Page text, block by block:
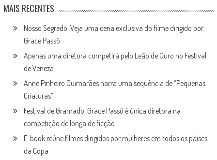
MAIS RECENTES
Nosso Segredo: Veja uma cena exclusiva do filme dirigido por
Grace Passô
Apenas uma diretora competirá pelo Leão de Ouro no Festival
de Veneza
Anne Pinheiro Guimarães narra uma sequência de “Pequenas
Criaturas”
Festival de Gramado: Grace Passô é única diretora na
competição de longa de ficção
E-book reúne filmes dirigidos por mulheres em todos os países
da Copa